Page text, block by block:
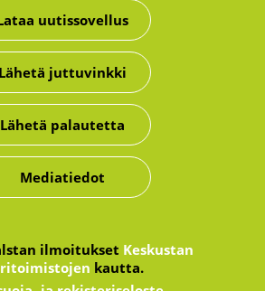
uutissovellus
Lähetä juttuvinkki
Lähetä palautetta
Mediatiedot
ilmoitukset Keskustan
kautta.